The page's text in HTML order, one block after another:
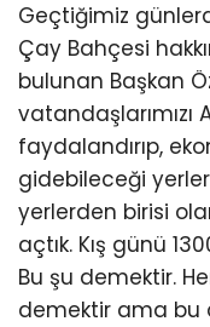
Geçtiğimiz
Çay Bahçesi
bulunan Başkan
vatandaşlarımızı
faydalandırıp,
gidebileceği
yerlerden birisi
açtık. Kış günü
Bu şu demektir.
demektir ama bu